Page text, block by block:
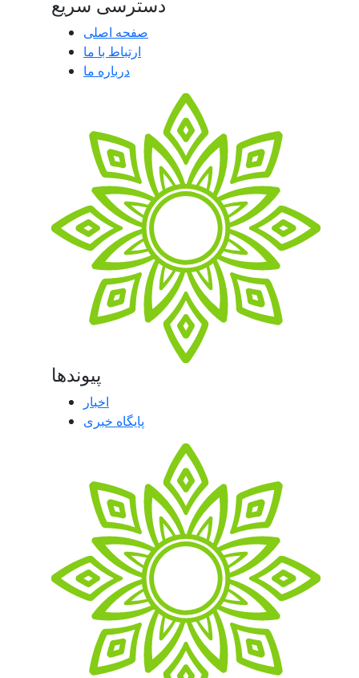
صفحه اصلی
ارتباط با ما
درباره ما
پیوندها
اخبار
پایگاه خبری